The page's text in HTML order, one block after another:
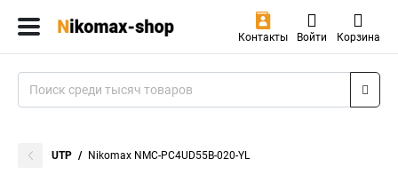
Контакты Войти Корзина
UTP Nikomax NMC-PC4UD55B-020-YL